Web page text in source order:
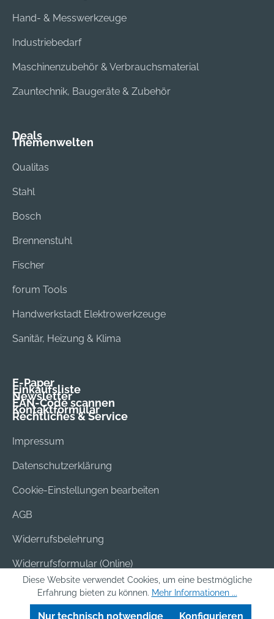
Hand- & Messwerkzeuge
Industriebedarf
Maschinenzubehör & Verbrauchsmaterial
Zauntechnik, Baugeräte & Zubehör
Deals
Themenwelten
Qualitas
Stahl
Bosch
Brennenstuhl
Fischer
forum Tools
Handwerkstadt Elektrowerkzeuge
Sanitär, Heizung & Klima
E-Paper
Einkaufsliste
Newsletter
EAN-Code scannen
Kontaktformular
Rechtliches & Service
Impressum
Datenschutzerklärung
Cookie-Einstellungen bearbeiten
AGB
Widerrufsbelehrung
Widerrufsformular (Online)
Versand & Bezahlung
Batterieentsorgung
Diese Website verwendet Cookies, um eine bestmögliche
Erfahrung bieten zu können. Mehr Informationen ...
Nur technisch notwendige Konfigurieren